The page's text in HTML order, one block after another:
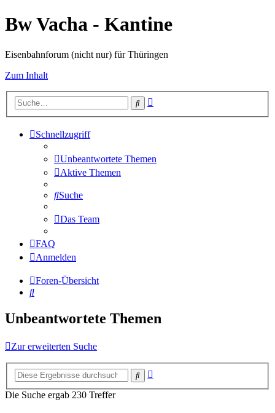
Bw Vacha - Kantine
Eisenbahnforum (nicht nur) für Thüringen
Zum Inhalt
Suche
Schnellzugriff
Unbeantwortete Themen
Aktive Themen
Suche
Das Team
FAQ
Anmelden
Foren-Übersicht
Suche
Unbeantwortete Themen
Zur erweiterten Suche
Suche
Die Suche ergab 230 Treffer